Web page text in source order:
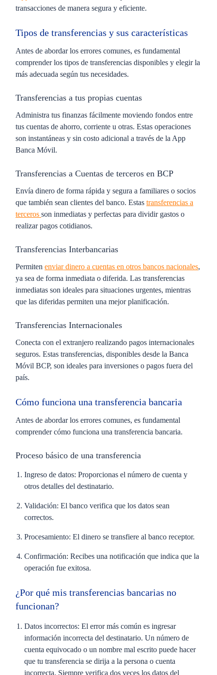
transacciones de manera segura y eficiente.
Tipos de transferencias y sus características
Antes de abordar los errores comunes, es fundamental
comprender los tipos de transferencias disponibles y elegir la
más adecuada según tus necesidades.
Transferencias a tus propias cuentas
Administra tus finanzas fácilmente moviendo fondos entre
tus cuentas de ahorro, corriente u otras. Estas operaciones
son instantáneas y sin costo adicional a través de la App
Banca Móvil.
Transferencias a Cuentas de terceros en BCP
Envía dinero de forma rápida y segura a familiares o socios
que también sean clientes del banco. Estas transferencias a
terceros son inmediatas y perfectas para dividir gastos o
realizar pagos cotidianos.
Transferencias Interbancarias
Permiten enviar dinero a cuentas en otros bancos nacionales,
ya sea de forma inmediata o diferida. Las transferencias
inmediatas son ideales para situaciones urgentes, mientras
que las diferidas permiten una mejor planificación.
Transferencias Internacionales
Conecta con el extranjero realizando pagos internacionales
seguros. Estas transferencias, disponibles desde la Banca
Móvil BCP, son ideales para inversiones o pagos fuera del
país.
Cómo funciona una transferencia bancaria
Antes de abordar los errores comunes, es fundamental
comprender cómo funciona una transferencia bancaria.
Proceso básico de una transferencia
Ingreso de datos: Proporcionas el número de cuenta y
otros detalles del destinatario.
Validación: El banco verifica que los datos sean
correctos.
Procesamiento: El dinero se transfiere al banco receptor.
Confirmación: Recibes una notificación que indica que la
operación fue exitosa.
¿Por qué mis transferencias bancarias no
funcionan?
Datos incorrectos: El error más común es ingresar
información incorrecta del destinatario. Un número de
cuenta equivocado o un nombre mal escrito puede hacer
que tu transferencia se dirija a la persona o cuenta
incorrecta. Siempre verifica dos veces los datos del